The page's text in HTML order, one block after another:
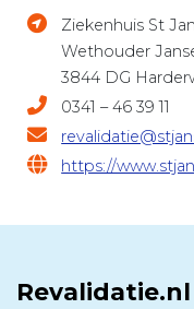
Ziekenhuis St
Wethouder
3844 DG
0341 – 46 39 11
https://
Revalidatie.nl